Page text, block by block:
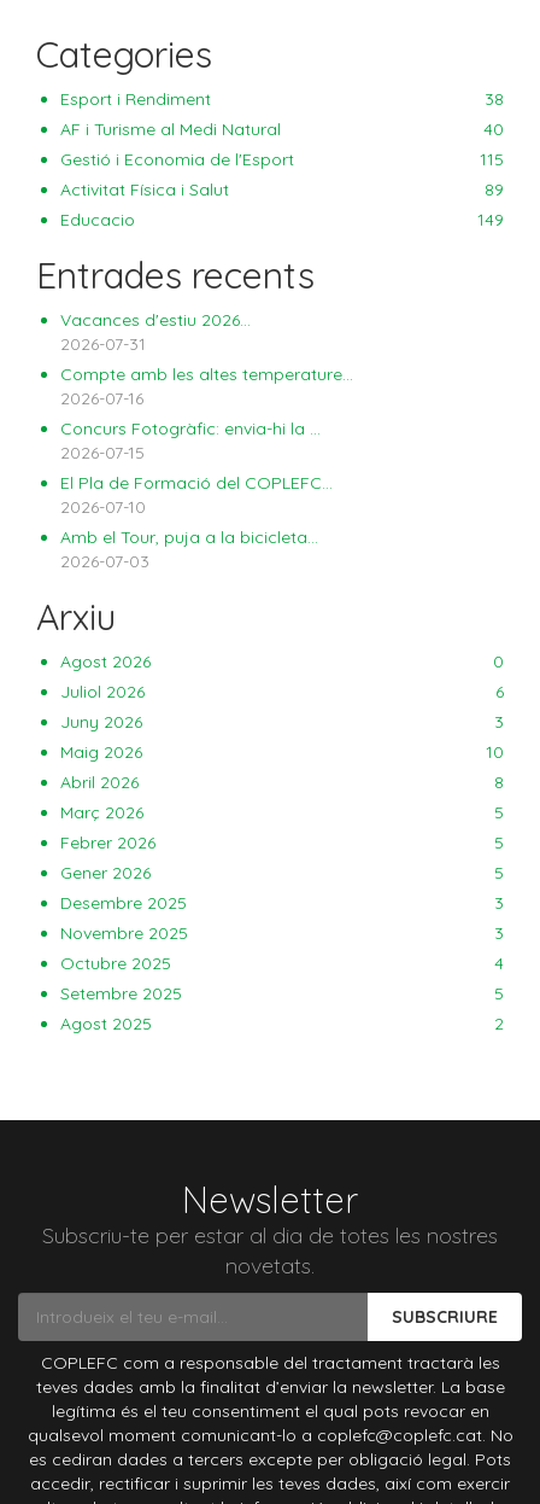
Categories
Esport i Rendiment
38
AF i Turisme al Medi Natural
40
Gestió i Economia de l'Esport
115
Activitat Física i Salut
89
Educacio
149
Entrades recents
Vacances d'estiu 2026...
2026-07-31
Compte amb les altes temperature...
2026-07-16
Concurs Fotogràfic: envia-hi la ...
2026-07-15
El Pla de Formació del COPLEFC...
2026-07-10
Amb el Tour, puja a la bicicleta...
2026-07-03
Arxiu
Agost 2026
0
Juliol 2026
6
Juny 2026
3
Maig 2026
10
Abril 2026
8
Març 2026
5
Febrer 2026
5
Gener 2026
5
Desembre 2025
3
Novembre 2025
3
Octubre 2025
4
Setembre 2025
5
Agost 2025
2
Newsletter
Subscriu-te per estar al dia de totes les nostres
novetats.
SUBSCRIURE
COPLEFC com a responsable del tractament tractarà les
teves dades amb la finalitat d’enviar la newsletter. La base
legítima és el teu consentiment el qual pots revocar en
qualsevol moment comunicant-lo a coplefc@coplefc.cat. No
es cediran dades a tercers excepte per obligació legal. Pots
accedir, rectificar i suprimir les teves dades, així com exercir